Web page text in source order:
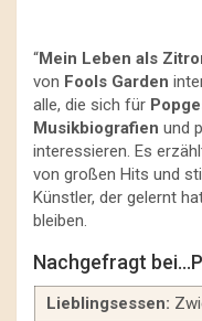
“Mein Leben als
von Fools Garden
alle, die sich für
Musikbiografien und
interessieren. Es
von großen Hits und
Künstler, der gelernt
bleiben.
Nachgefragt
Lieblingsessen: